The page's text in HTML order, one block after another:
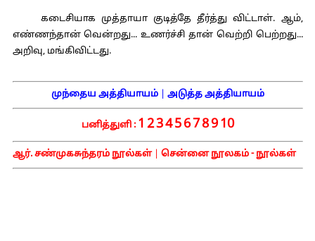
கடைசியாக முத்தாயா குடித்தே தீர்த்து விட்டாள். ஆம்,
எண்ணந்தான் வென்றது... உணர்ச்சி தான் வெற்றி பெற்றது...
அறிவு, மங்கிவிட்டது.
முந்தைய அத்தியாயம்| அடுத்த அத்தியாயம்
பனித்துளி : 1 2345678910
ஆர். சண்முகசுந்தரம் நூல்கள்| சென்னை நூலகம் - நூல்கள்